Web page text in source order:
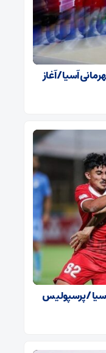
آسیا / آغاز
آسیا / پرسپولیس